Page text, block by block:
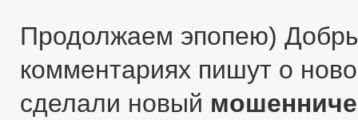
Продолжаем эпопею)
комментариях пишут о
сделали новый